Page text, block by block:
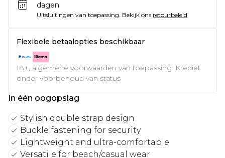
dagen
Uitsluitingen van toepassing. Bekijk ons retourbeleid
Flexibele betaalopties beschikbaar
18+, algemene voorwaarden van toepassing. Krediet
onder voorbehoud van status
In één oogopslag
Stylish double strap design
Buckle fastening for security
Lightweight and ultra-comfortable
Versatile for beach/casual wear